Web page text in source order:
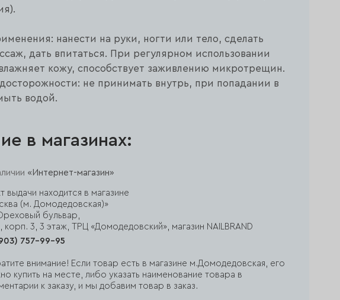
нанести на руки, ногти или тело, сделать
дать впитаться. При регулярном использовании
кожу, способствует заживлению микротрещин.
не принимать внутрь, при попадании в
водой.
в магазинах:
«Интернет-магазин»
выдачи находится в магазине
(м. Домодедовская)»
бульвар,
корп. 3, 3 этаж, ТРЦ «Домодедовский», магазин NAILBRAND
757-99-95
внимание! Если товар есть в магазине м.Домодедовская, его
купить на месте, либо указать наименование товара в
к заказу, и мы добавим товар в заказ.